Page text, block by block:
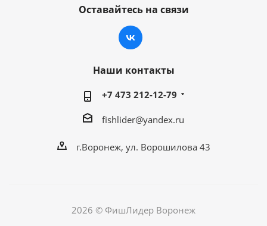
Оставайтесь на связи
Наши контакты
+7 473 212-12-79
fishlider@yandex.ru
г.Воронеж, ул. Ворошилова 43
2026 © ФишЛидер Воронеж